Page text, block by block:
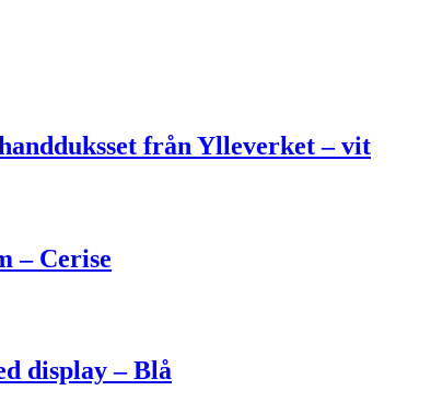
från Ylleverket – vit
– Cerise
display – Blå